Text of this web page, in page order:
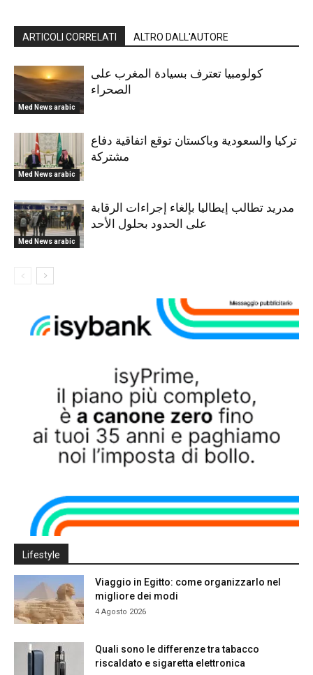
ARTICOLI CORRELATI ALTRO DALL'AUTORE
Med News arabic
كولومبيا تعترف بسيادة المغرب على
الصحراء
Med News arabic
تركيا والسعودية وباكستان توقع اتفاقية دفاع
مشتركة
Med News arabic
مدريد تطالب إيطاليا بإلغاء إجراءات الرقابة
على الحدود بحلول الأحد
Lifestyle
Viaggio in Egitto: come organizzarlo nel
migliore dei modi
4 Agosto 2026
Quali sono le differenze tra tabacco
riscaldato e sigaretta elettronica